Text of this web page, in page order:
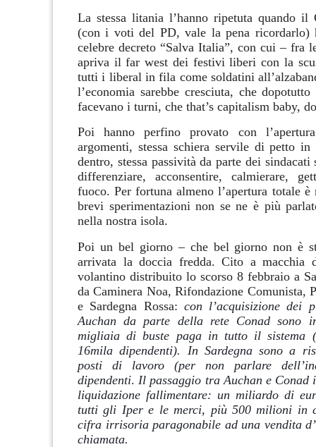
La stessa litania l’hanno ripetuta quando il
(con i voti del PD, vale la pena ricordarlo)
celebre decreto “Salva Italia”, con cui – fra
apriva il far west dei festivi liberi con la
tutti i liberal in fila come soldatini
l’economia sarebbe cresciuta, che
facevano i turni, che that’s capitalism baby,
Poi hanno perfino provato con
argomenti, stessa schiera servile di petto
dentro, stessa passività da parte dei sindacati
differenziare, acconsentire, calmierare,
fuoco. Per fortuna almeno l’apertura totale
brevi sperimentazioni non se ne è più
nella nostra isola.
Poi un bel giorno – che bel giorno non è
arrivata la doccia fredda. Cito a macchia
volantino distribuito lo scorso 8 febbraio a
da Caminera Noa, Rifondazione Comunista,
e Sardegna Rossa: con l’acquisizione dei
Auchan da parte della rete Conad sono
migliaia di buste paga in tutto il sistema
16mila dipendenti). In Sardegna sono a
posti di lavoro (per non parlare
dipendenti. Il passaggio tra Auchan e Conad
liquidazione fallimentare: un miliardo di
tutti gli Iper e le merci, più 500 milioni in
cifra irrisoria paragonabile ad una vendita
chiamata.